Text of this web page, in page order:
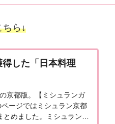
ちら↓
した「日本料理
京都版。【ミシュランガ
ージではミシュラン京都
めました。ミシュラン京